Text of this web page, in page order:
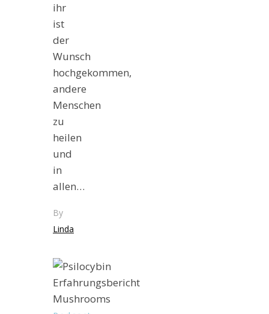
ihr
ist
der
Wunsch
hochgekommen,
andere
Menschen
zu
heilen
und
in
allen…
By
Linda